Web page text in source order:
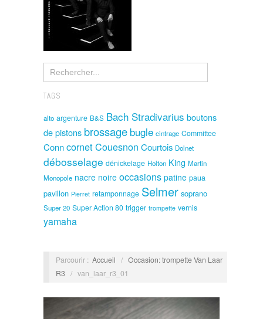
TAGS
alto argenture B&S Bach Stradivarius boutons
de pistons brossage bugle cintrage Committee
ConncornetCouesnon Courtois Dolnet
débosselage dénickelage Holton King Martin
Monopole nacre noire occasions patine paua
pavillon Pierret retamponnage Selmer soprano
Super 20 Super Action 80 trigger trompette vernis
yamaha
Parcourir : Accueil / Occasion: trompette Van Laar
R3 / van_laar_r3_01